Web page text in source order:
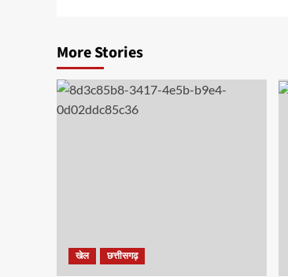
More Stories
खेल छत्तीसगढ़